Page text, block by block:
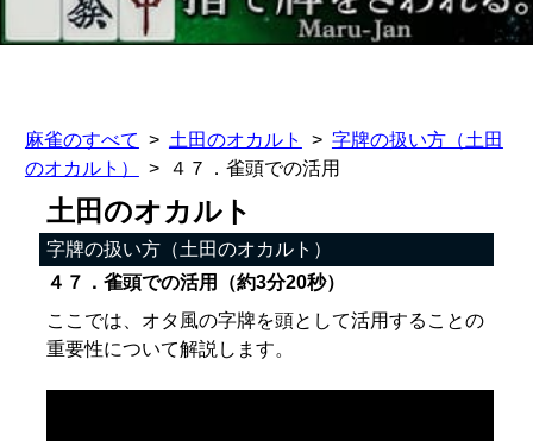
麻雀のすべて 土田のオカルト
字牌の扱い方（土田
のオカルト）
４７．雀頭での活用
土田のオカルト
字牌の扱い方（土田のオカルト）
４７．雀頭での活用（約3分20秒）
ここでは、オタ風の字牌を頭として活用することの
重要性について解説します。